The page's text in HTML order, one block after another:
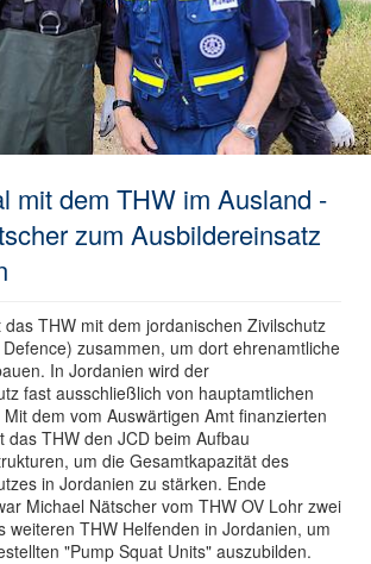
mit dem THW im Ausland -
zum Ausbildereinsatz
THW mit dem jordanischen Zivilschutz
zusammen, um dort ehrenamtliche
In Jordanien wird der
fast ausschließlich von hauptamtlichen
dem vom Auswärtigen Amt finanzierten
das THW den JCD beim Aufbau
um die Gesamtkapazität des
in Jordanien zu stärken. Ende
Michael Nätscher vom THW OV Lohr zwei
weiteren THW Helfenden in Jordanien, um
"Pump Squat Units" auszubilden.